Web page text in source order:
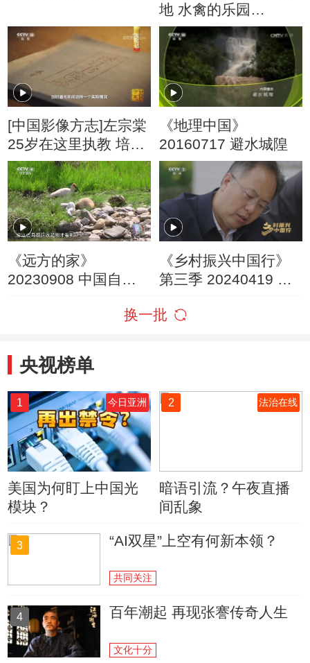
地 水禽的乐园
20250915
[中国影像方志]左宗棠
25岁在这里执教 培养
近百位专家学者
《地理中国》
20160717 避水城隍
《远方的家》
20230908 中国自然
《乡村振兴中国行》
第三季 20240419 秦
换一批
央视榜单
1 今日亚洲
美国为何盯上中国光
模块？
2 法治在线
暗语引流？午夜直播
间乱象
3 “AI双星”上空有何新本领？
共同关注
4 百年潮起 再现张謇传奇人生
文化十分